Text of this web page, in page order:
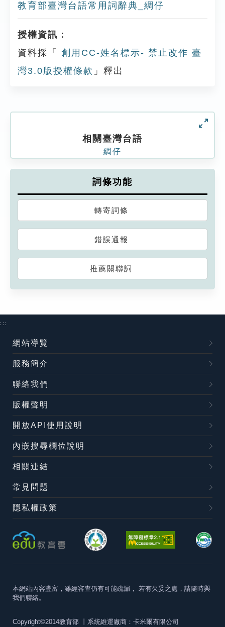
教育部臺灣台語常用詞辭典_綢仔
授權資訊：
資料採「
創用CC-姓名標示- 禁止改作 臺
灣3.0版授權條款 」釋出
相關臺灣台語
綢仔
詞條功能
轉寄詞條
錯誤通報
推薦關聯詞
:::
網站導覽
服務簡介
聯絡我們
版權聲明
開放API使用說明
內嵌搜尋欄位說明
相關連結
常見問題
隱私權政策
本網站內容豐富，雖經審查仍有可能疏漏， 若有欠妥之處，請隨時與
我們聯絡。
Copyright©2014教育部 丨系統維運廠商：卡米爾有限公司